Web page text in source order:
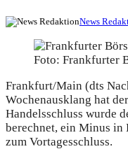
News
Foto: Frankfurter
Frankfurt/Main (dts
Wochenausklang hat
Handelsschluss wurde
berechnet, ein Minus in
zum Vortagesschluss.